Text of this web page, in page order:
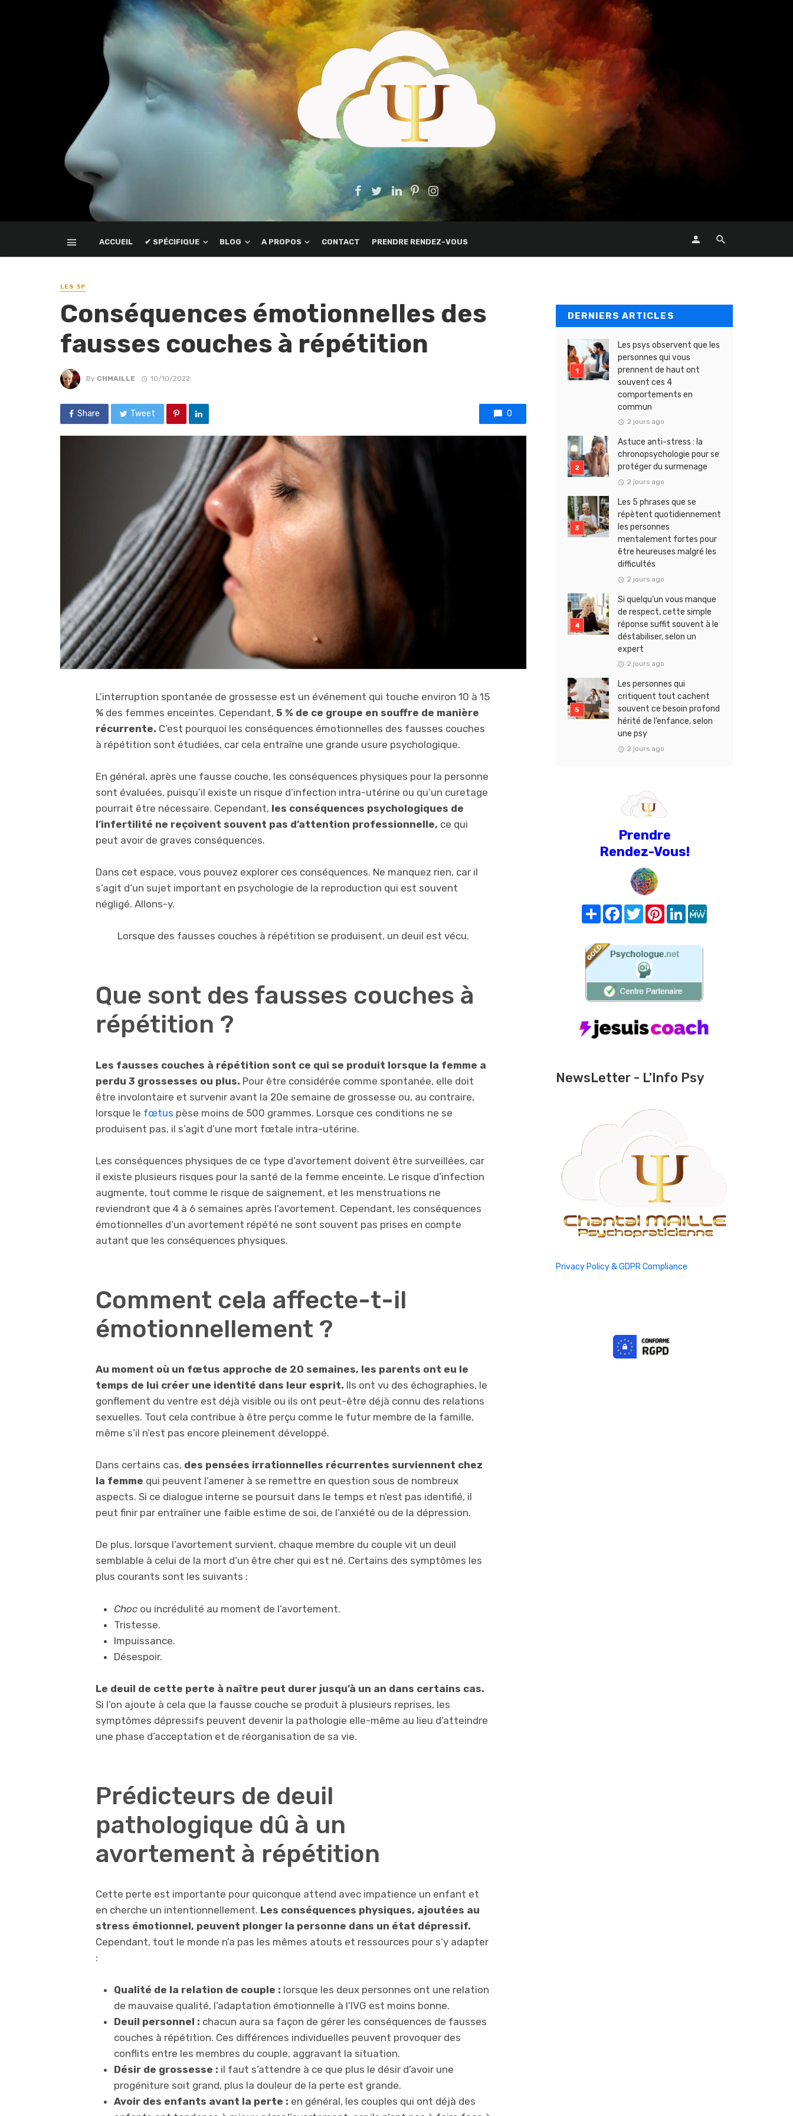
ACCUEIL ✔ SPÉCIFIQUE BLOG A PROPOS CONTACT PRENDRE RENDEZ-VOUS
LES 3P
Conséquences émotionnelles des
fausses couches à répétition
By CHMAILLE 10/10/2022
Share Tweet 0
L’interruption spontanée de grossesse est un événement qui touche environ 10 à 15
% des femmes enceintes. Cependant, 5 % de ce groupe en souffre de manière
récurrente. C’est pourquoi les conséquences émotionnelles des fausses couches
à répétition sont étudiées, car cela entraîne une grande usure psychologique.
En général, après une fausse couche, les conséquences physiques pour la personne
sont évaluées, puisqu’il existe un risque d’infection intra-utérine ou qu’un curetage
pourrait être nécessaire. Cependant, les conséquences psychologiques de
l’infertilité ne reçoivent souvent pas d’attention professionnelle, ce qui
peut avoir de graves conséquences.
Dans cet espace, vous pouvez explorer ces conséquences. Ne manquez rien, car il
s’agit d’un sujet important en psychologie de la reproduction qui est souvent
négligé. Allons-y.
Lorsque des fausses couches à répétition se produisent, un deuil est vécu.
Que sont des fausses couches à
répétition ?
Les fausses couches à répétition sont ce qui se produit lorsque la femme a
perdu 3 grossesses ou plus. Pour être considérée comme spontanée, elle doit
être involontaire et survenir avant la 20e semaine de grossesse ou, au contraire,
lorsque le fœtus pèse moins de 500 grammes. Lorsque ces conditions ne se
produisent pas, il s’agit d’une mort fœtale intra-utérine.
Les conséquences physiques de ce type d’avortement doivent être surveillées, car
il existe plusieurs risques pour la santé de la femme enceinte. Le risque d’infection
augmente, tout comme le risque de saignement, et les menstruations ne
reviendront que 4 à 6 semaines après l’avortement. Cependant, les conséquences
émotionnelles d’un avortement répété ne sont souvent pas prises en compte
autant que les conséquences physiques.
Comment cela affecte-t-il
émotionnellement ?
Au moment où un fœtus approche de 20 semaines, les parents ont eu le
temps de lui créer une identité dans leur esprit. Ils ont vu des échographies, le
gonflement du ventre est déjà visible ou ils ont peut-être déjà connu des relations
sexuelles. Tout cela contribue à être perçu comme le futur membre de la famille,
même s’il n’est pas encore pleinement développé.
Dans certains cas, des pensées irrationnelles récurrentes surviennent chez
la femme qui peuvent l’amener à se remettre en question sous de nombreux
aspects. Si ce dialogue interne se poursuit dans le temps et n’est pas identifié, il
peut finir par entraîner une faible estime de soi, de l’anxiété ou de la dépression.
De plus, lorsque l’avortement survient, chaque membre du couple vit un deuil
semblable à celui de la mort d’un être cher qui est né. Certains des symptômes les
plus courants sont les suivants :
Chocou incrédulité au moment de l’avortement.
Tristesse.
Impuissance.
Désespoir.
Le deuil de cette perte à naître peut durer jusqu’à un an dans certains cas.
Si l’on ajoute à cela que la fausse couche se produit à plusieurs reprises, les
symptômes dépressifs peuvent devenir la pathologie elle-même au lieu d’atteindre
une phase d’acceptation et de réorganisation de sa vie.
Prédicteurs de deuil
pathologique dû à un
avortement à répétition
Cette perte est importante pour quiconque attend avec impatience un enfant et
en cherche un intentionnellement. Les conséquences physiques, ajoutées au
stress émotionnel, peuvent plonger la personne dans un état dépressif.
Cependant, tout le monde n’a pas les mêmes atouts et ressources pour s’y adapter
:
Qualité de la relation de couple : lorsque les deux personnes ont une relation
de mauvaise qualité, l’adaptation émotionnelle à l’IVG est moins bonne.
Deuil personnel : chacun aura sa façon de gérer les conséquences de fausses
couches à répétition. Ces différences individuelles peuvent provoquer des
conflits entre les membres du couple, aggravant la situation.
Désir de grossesse : il faut s’attendre à ce que plus le désir d’avoir une
progéniture soit grand, plus la douleur de la perte est grande.
Avoir des enfants avant la perte : en général, les couples qui ont déjà des
DERNIERS ARTICLES
Les psys observent que les
personnes qui vous
prennent de haut ont
souvent ces 4
comportements en
commun
2 jours ago
Astuce anti-stress : la
chronopsychologie pour se
protéger du surmenage
2 jours ago
Les 5 phrases que se
répètent quotidiennement
les personnes
mentalement fortes pour
être heureuses malgré les
difficultés
2 jours ago
Si quelqu’un vous manque
de respect, cette simple
réponse suffit souvent à le
déstabiliser, selon un
expert
2 jours ago
Les personnes qui
critiquent tout cachent
souvent ce besoin profond
hérité de l’enfance, selon
une psy
2 jours ago
Prendre
Rendez-Vous!
Share FacebookTwitterPinterest
LinkedIn
NewsLetter - L'Info Psy
Privacy Policy & GDPR Compliance